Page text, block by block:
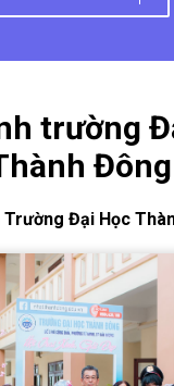
trường
Đông
Trường Đại Học